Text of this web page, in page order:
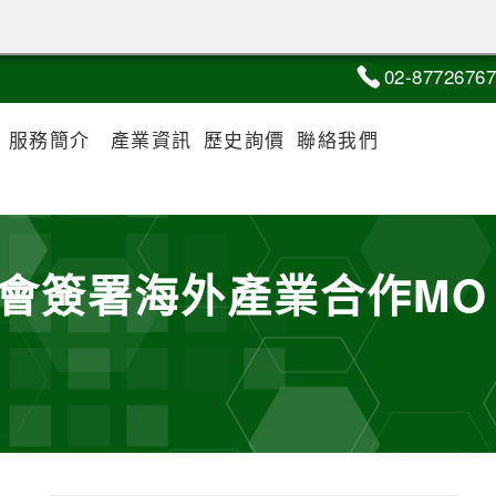
02-87726767
服務簡介 產業資訊 歷史詢價 聯絡我們
簽署海外產業合作MO